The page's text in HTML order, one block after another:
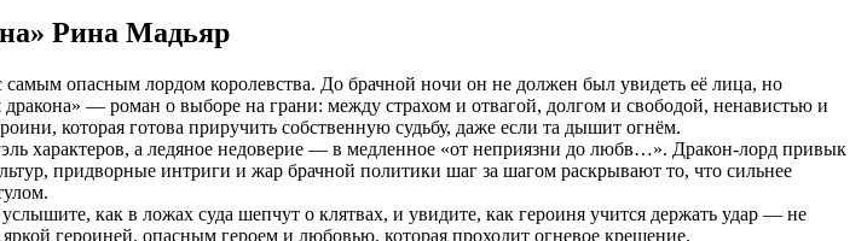
Рина Мадьяр
опасным лордом королевства. До брачной ночи он не должен был увидеть её лица, но
— роман о выборе на грани: между страхом и отвагой, долгом и свободой, ненавистью и
которая готова приручить собственную судьбу, даже если та дышит огнём.
характеров, а ледяное недоверие — в медленное «от неприязни до любв…». Дракон-лорд привык
придворные интриги и жар брачной политики шаг за шагом раскрывают то, что сильнее
как в ложах суда шепчут о клятвах, и увидите, как героиня учится держать удар — не
героиней, опасным героем и любовью, которая проходит огневое крещение.